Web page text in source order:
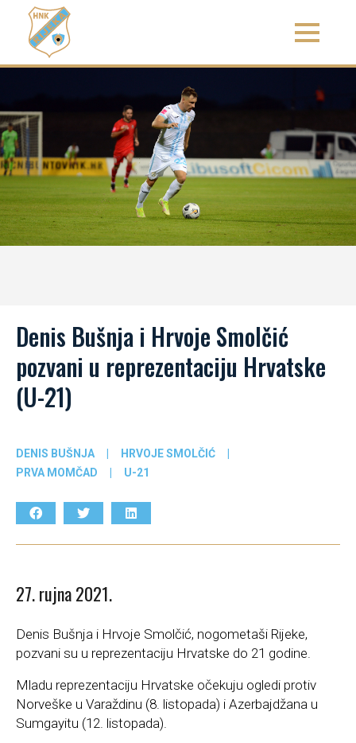
Denis Bušnja i Hrvoje Smolčić
pozvani u reprezentaciju Hrvatske
(U-21)
DENIS BUŠNJA | HRVOJE SMOLČIĆ
|
PRVA MOMČAD
| U-21
27. rujna 2021.
Denis Bušnja i Hrvoje Smolčić, nogometaši Rijeke,
pozvani su u reprezentaciju Hrvatske do 21 godine.
Mladu reprezentaciju Hrvatske očekuju ogledi protiv
Norveške u Varaždinu (8. listopada) i Azerbajdžana u
Sumgayitu (12. listopada).